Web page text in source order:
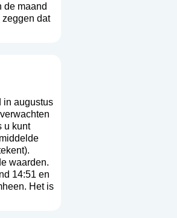
de maand
dat
in augustus
u kunt
).
waarden.
14:51 en
Het is